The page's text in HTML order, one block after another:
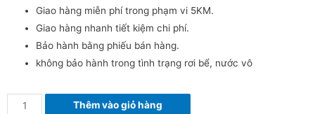
Giao hàng miễn phí trong phạm vi 5KM.
Giao hàng nhanh tiết kiệm chi phí.
Bảo hành bằng phiếu bán hàng.
không bảo hành trong tình trạng rơi bể, nước vô
Thêm vào giỏ hàng